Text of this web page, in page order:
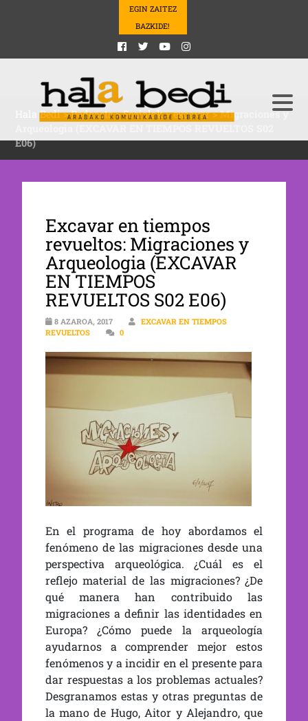
EGIN ZAITEZ
BAZKIDE!
Hala Bedi>Podcasts>Sozialak>excavar>Migraciones y
E06)
Excavar en tiempos
revueltos: Migraciones y
Arqueologia (EXCAVAR
EN TIEMPOS
REVUELTOS S02 E06)
8 AZAROA, 2017
EXCAVAR EN TIEMPOS
REVUELTOS
0
En el programa de hoy abordamos el
fenómeno de las migraciones desde una
perspectiva arqueológica. ¿Cuál es el
reflejo material de las migraciones? ¿De
qué manera han contribuido las
migraciones a definir las identidades en
Europa? ¿Cómo puede la arqueología
ayudarnos a comprender mejor estos
fenómenos y a incidir en el presente para
dar respuestas a los problemas actuales?
Desgranamos estas y otras preguntas de
la mano de Hugo, Aitor y Alejandro, que